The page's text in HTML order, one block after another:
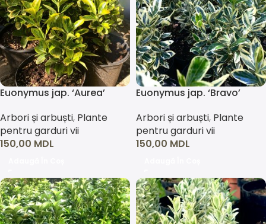
Euonymus jap. ‘Aurea’
Arbori și arbuști, Plante
pentru garduri vii
150,00 MDL
Euonymus jap. ‘Bravo’
Arbori și arbuști, Plante
pentru garduri vii
150,00 MDL